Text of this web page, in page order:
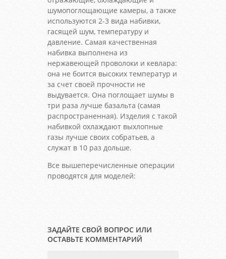
шумопоглощающие камеры, а также
используются 2-3 вида набивки,
гасящей шум, температуру и
давление. Самая качественная
набивка выполнена из
нержавеющей проволоки и кевлара:
она не боится высоких температур и
за счет своей прочности не
выдувается. Она поглощает шумы в
три раза лучше базальта (самая
распространенная). Изделия с такой
набивкой охлаждают выхлопные
газы лучше своих собратьев, а
служат в 10 раз дольше.
Все вышеперечисленные операции
проводятся для моделей:
ЗАДАЙТЕ СВОЙ ВОПРОС ИЛИ
ОСТАВЬТЕ КОММЕНТАРИЙ